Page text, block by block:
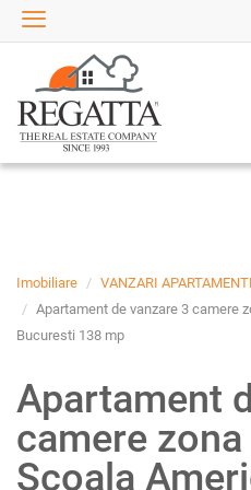
Imobiliare VANZARI
Apartament de vanzare 3 camere
Bucuresti 138 mp
Apartament
camere
Scoala
VANZARE
APARTAMENTE DE
VANZARE
APARTAMENTE NOI DE
VANZARE
SPATII INDUSTRIALE DE
VANZARE
INCHIRIERE
APARTAMENTE DE
INCHIRIAT